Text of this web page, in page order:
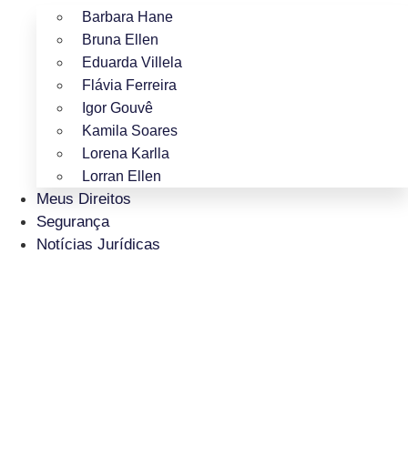
Barbara Hane
Bruna Ellen
Eduarda Villela
Flávia Ferreira
Igor Gouvê
Kamila Soares
Lorena Karlla
Lorran Ellen
Meus Direitos
Segurança
Notícias Jurídicas